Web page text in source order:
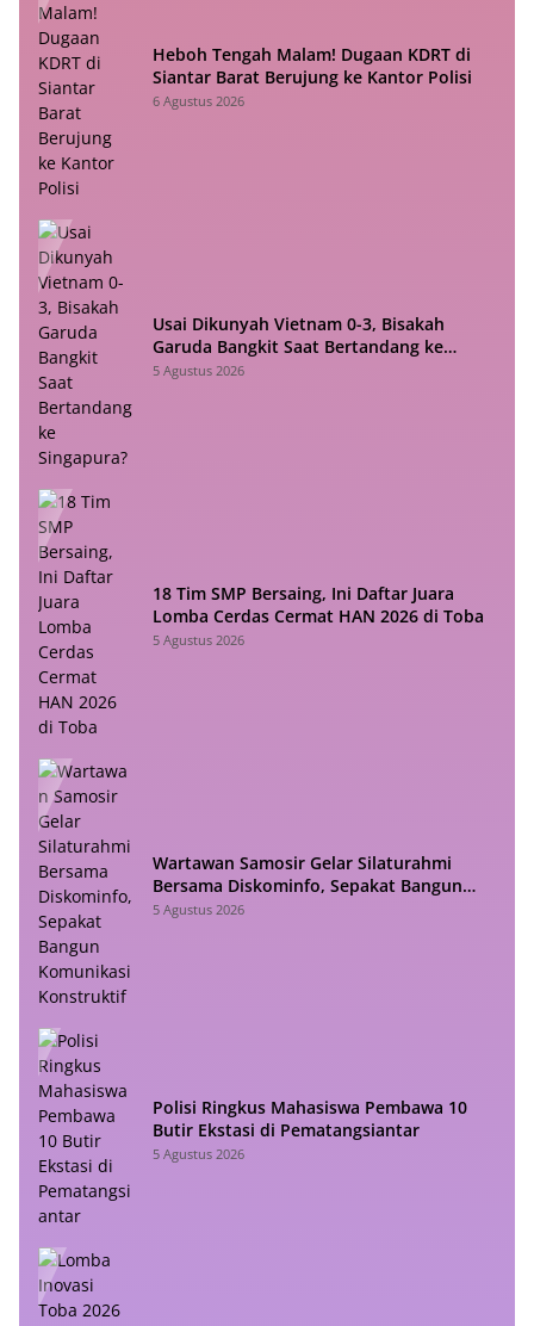
Heboh Tengah Malam! Dugaan KDRT di
Siantar Barat Berujung ke Kantor Polisi
6 Agustus 2026
Usai Dikunyah Vietnam 0-3, Bisakah
Garuda Bangkit Saat Bertandang ke
Singapura?
5 Agustus 2026
18 Tim SMP Bersaing, Ini Daftar Juara
Lomba Cerdas Cermat HAN 2026 di Toba
5 Agustus 2026
Wartawan Samosir Gelar Silaturahmi
Bersama Diskominfo, Sepakat Bangun
Komunikasi Konstruktif
5 Agustus 2026
Polisi Ringkus Mahasiswa Pembawa 10
Butir Ekstasi di Pematangsiantar
5 Agustus 2026